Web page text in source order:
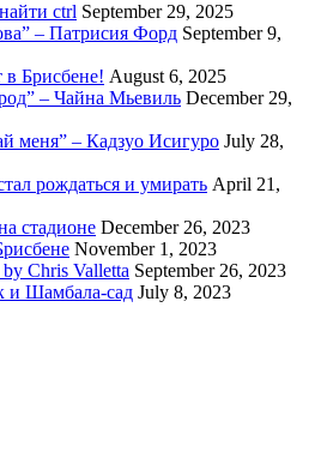
ctrl September 29, 2025
– Патрисия Форд September 9,
в Брисбене! August 6, 2025
– Чайна Мьевиль December 29,
меня” – Кадзуо Исигуро July 28,
рождаться и умирать April 21,
стадионе December 26, 2023
November 1, 2023
Chris Valletta September 26, 2023
и Шамбала-сад July 8, 2023